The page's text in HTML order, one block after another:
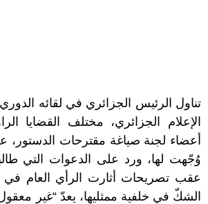
تناول الرئيس الجزائري في لقائه
الإعلام الجزائري، مختلف القضايا
أعضاء لجنة صياغة مقترحات الدستور،
وُجّهت لها، ورد على الدعوات التي
عقب تصريحات أثارت الرأي العام في
الشكّ في خلفية ممثليها، يعدّ “غير